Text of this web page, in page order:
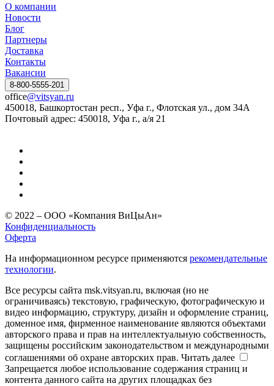
О компании
Новости
Блог
Партнеры
Доставка
Контакты
Вакансии
8-800-5555-201
office@vitsyan.ru
450018, Башкортостан респ., Уфа г., Флотская ул., дом 34А
Почтовый адрес: 450018, Уфа г., а/я 21
© 2022 – ООО «Компания ВиЦыАн»
Конфиденциальность
Оферта
На информационном ресурсе применяются рекомендательные
технологии.
Все ресурсы сайта msk.vitsyan.ru, включая (но не
ограничиваясь) текстовую, графическую, фотографическую и
видео информацию, структуру, дизайн и оформление страниц,
доменное имя, фирменное наименование являются объектами
авторского права и прав на интеллектуальную собственность,
защищены российским законодательством и международными
соглашениями об охране авторских прав. Читать далее
Запрещается любое использование содержания страниц и
контента данного сайта на других площадках без